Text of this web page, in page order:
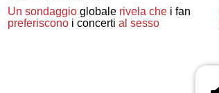
Un sondaggio globale rivela che i fan
preferiscono i concertial sesso